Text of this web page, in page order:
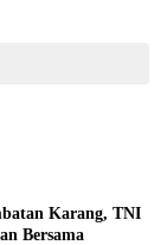
Karang, TNI
Bersama